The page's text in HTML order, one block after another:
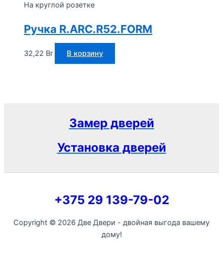
На круглой розетке
Ручка R.ARC.R52.FORM
32,22 Br В корзину
Замер дверей
Установка дверей
+375 29 139-79-02
Copyright © 2026 Две Двери - двойная выгода вашему
дому!